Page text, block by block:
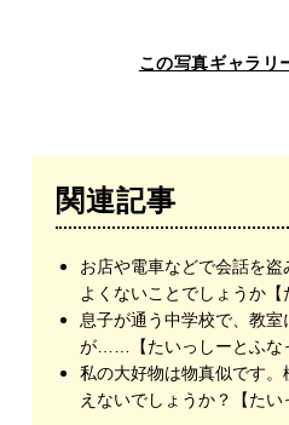
この写真ギャラリ
関連記事
お店や電車などで会話を盗
よくないことでしょうか【
お悩み相談室】
息子が通う中学校で、教
が……【たいっしーとふな
私の大好物は物真似です
えないでしょうか？【たい